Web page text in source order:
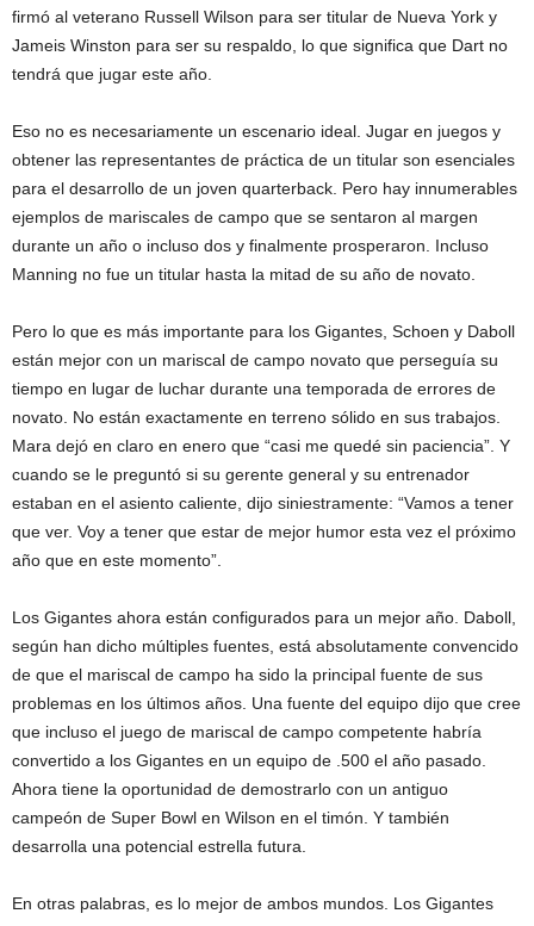
firmó al veterano Russell Wilson para ser titular de Nueva York y
Jameis Winston para ser su respaldo, lo que significa que Dart no
tendrá que jugar este año.
Eso no es necesariamente un escenario ideal. Jugar en juegos y
obtener las representantes de práctica de un titular son esenciales
para el desarrollo de un joven quarterback. Pero hay innumerables
ejemplos de mariscales de campo que se sentaron al margen
durante un año o incluso dos y finalmente prosperaron. Incluso
Manning no fue un titular hasta la mitad de su año de novato.
Pero lo que es más importante para los Gigantes, Schoen y Daboll
están mejor con un mariscal de campo novato que perseguía su
tiempo en lugar de luchar durante una temporada de errores de
novato. No están exactamente en terreno sólido en sus trabajos.
Mara dejó en claro en enero que “casi me quedé sin paciencia”. Y
cuando se le preguntó si su gerente general y su entrenador
estaban en el asiento caliente, dijo siniestramente: “Vamos a tener
que ver. Voy a tener que estar de mejor humor esta vez el próximo
año que en este momento”.
Los Gigantes ahora están configurados para un mejor año. Daboll,
según han dicho múltiples fuentes, está absolutamente convencido
de que el mariscal de campo ha sido la principal fuente de sus
problemas en los últimos años. Una fuente del equipo dijo que cree
que incluso el juego de mariscal de campo competente habría
convertido a los Gigantes en un equipo de .500 el año pasado.
Ahora tiene la oportunidad de demostrarlo con un antiguo
campeón de Super Bowl en Wilson en el timón. Y también
desarrolla una potencial estrella futura.
En otras palabras, es lo mejor de ambos mundos. Los Gigantes